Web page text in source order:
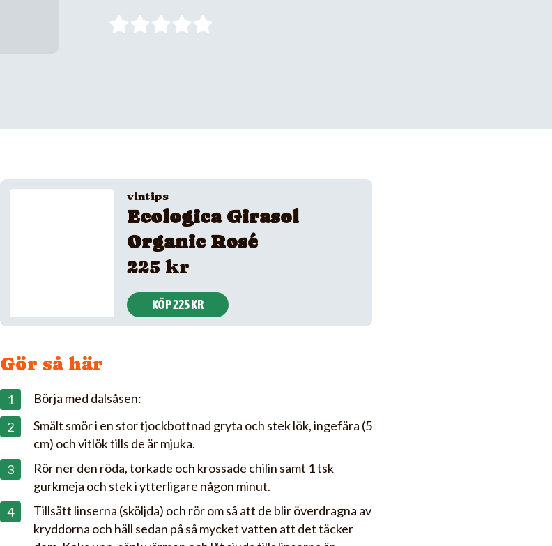
vintips
Ecologica Girasol
Organic Rosé
225 kr
KÖP 225 KR
Gör så här
Börja med dalsåsen:
Smält smör i en stor tjockbottnad gryta och stek lök, ingefära (5
cm) och vitlök tills de är mjuka.
Rör ner den röda, torkade och krossade chilin samt 1 tsk
gurkmeja och stek i ytterligare någon minut.
Tillsätt linserna (sköljda) och rör om så att de blir överdragna av
kryddorna och häll sedan på så mycket vatten att det täcker